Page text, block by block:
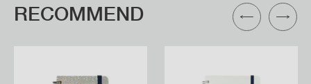
RECOMMEND